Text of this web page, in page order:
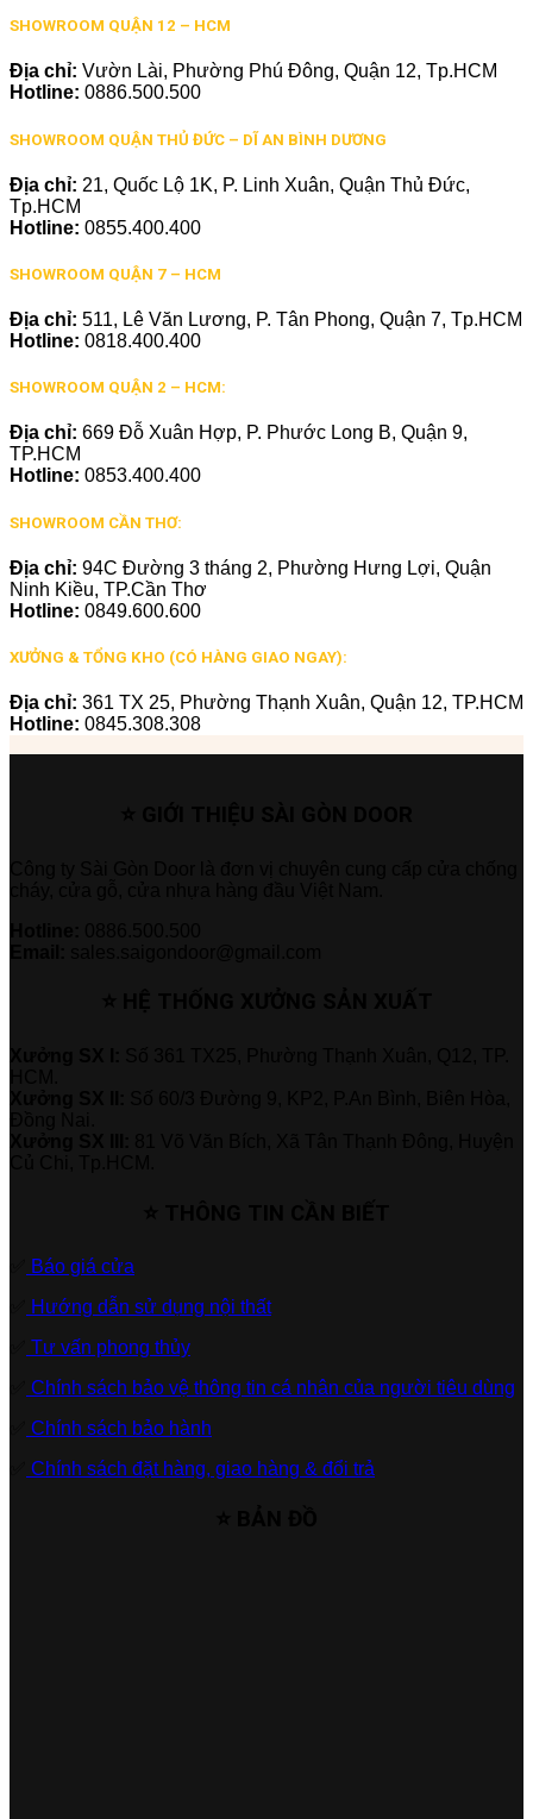
SHOWROOM QUẬN 12 – HCM
Địa chỉ: Vườn Lài, Phường Phú Đông, Quận 12, Tp.HCM
Hotline: 0886.500.500
SHOWROOM QUẬN THỦ ĐỨC – DĨ AN BÌNH DƯƠNG
Địa chỉ: 21, Quốc Lộ 1K, P. Linh Xuân, Quận Thủ Đức,
Tp.HCM
Hotline: 0855.400.400
SHOWROOM QUẬN 7 – HCM
Địa chỉ: 511, Lê Văn Lương, P. Tân Phong, Quận 7, Tp.HCM
Hotline: 0818.400.400
SHOWROOM QUẬN 2 – HCM:
Địa chỉ: 669 Đỗ Xuân Hợp, P. Phước Long B, Quận 9,
TP.HCM
Hotline: 0853.400.400
SHOWROOM CẦN THƠ:
Địa chỉ: 94C Đường 3 tháng 2, Phường Hưng Lợi, Quận
Ninh Kiều, TP.Cần Thơ
Hotline: 0849.600.600
XƯỞNG & TỔNG KHO (CÓ HÀNG GIAO NGAY):
Địa chỉ: 361 TX 25, Phường Thạnh Xuân, Quận 12, TP.HCM
Hotline: 0845.308.308
Báo giá cửa
Hướng dẫn sử dụng nội thất
Tư vấn phong thủy
Chính sách bảo vệ thông tin cá nhân của người tiêu dùng
Chính sách bảo hành
Chính sách đặt hàng, giao hàng & đổi trả